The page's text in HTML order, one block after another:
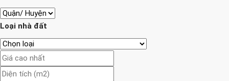
Loại nhà đất